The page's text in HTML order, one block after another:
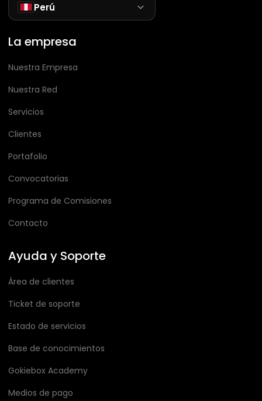
Perú
La empresa
Nuestra Empresa
Nuestra Red
Servicios
Clientes
Portafolio
Convocatorias
Programa de Comisiones
Contacto
Ayuda y Soporte
Área de clientes
Ticket de soporte
Estado de servicios
Base de conocimientos
Gokiebox Academy
Medios de pago